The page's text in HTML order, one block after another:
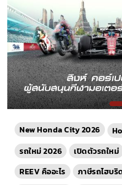
New Honda City 2026
รถใหม่ 2026
เปิดตัวรถใหม่
REEV คืออะไร
ภาษีรถไฮบริ